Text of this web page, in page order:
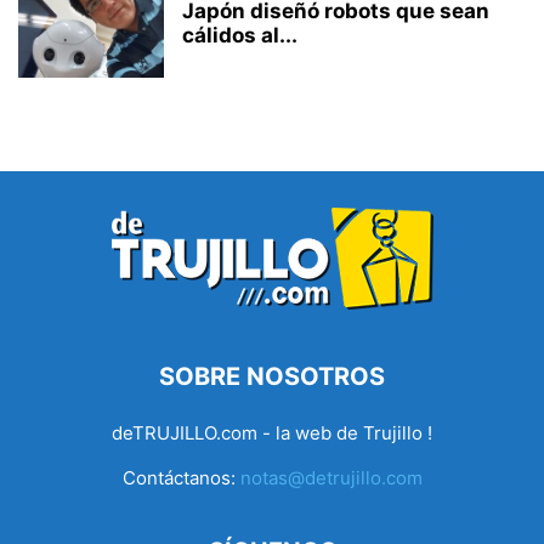
Japón diseñó robots que sean
cálidos al...
SOBRE NOSOTROS
deTRUJILLO.com - la web de Trujillo !
Contáctanos: notas@detrujillo.com